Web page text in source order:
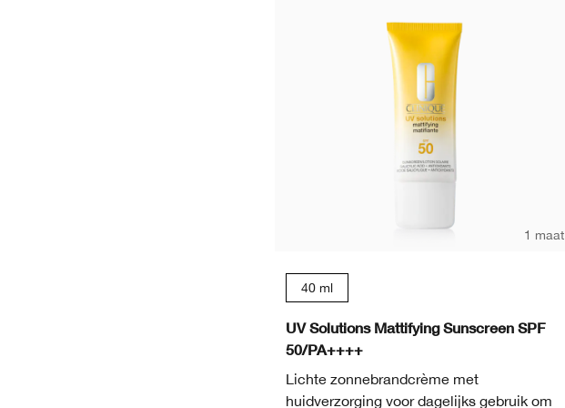
1 maat
40 ml
UV Solutions Mattifying Sunscreen SPF
50/PA++++
Lichte zonnebrandcrème met
huidverzorging voor dagelijks gebruik om